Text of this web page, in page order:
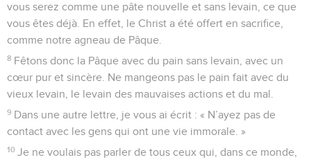
vous serez comme une pâte nouvelle et sans levain, ce que
vous êtes déjà. En effet, le Christ a été offert en sacrifice,
comme notre agneau de Pâque.
8 Fêtons donc la Pâque avec du pain sans levain, avec un
cœur pur et sincère. Ne mangeons pas le pain fait avec du
vieux levain, le levain des mauvaises actions et du mal.
9 Dans une autre lettre, je vous ai écrit : « N’ayez pas de
contact avec les gens qui ont une vie immorale. »
10 Je ne voulais pas parler de tous ceux qui, dans ce monde,